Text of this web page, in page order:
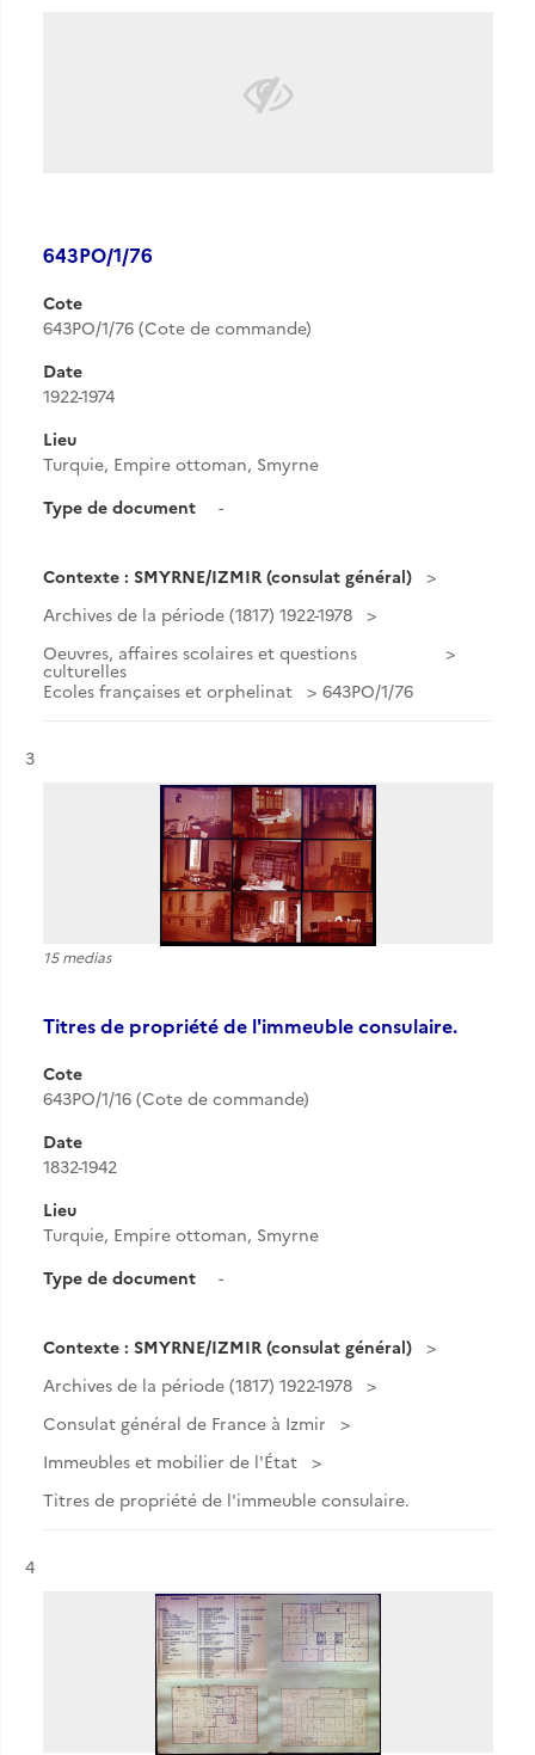
643PO/1/76
Cote
643PO/1/76 (Cote de commande)
Date
1922-1974
Lieu
Turquie, Empire ottoman, Smyrne
Type de document
-
Contexte : SMYRNE/IZMIR (consulat général)
Archives de la période (1817) 1922-1978
Oeuvres, affaires scolaires et questions
culturelles
Ecoles françaises et orphelinat
643PO/1/76
Résultat n°
3
15 medias
Titres de propriété de l'immeuble consulaire.
Cote
643PO/1/16 (Cote de commande)
Date
1832-1942
Lieu
Turquie, Empire ottoman, Smyrne
Type de document
-
Contexte : SMYRNE/IZMIR (consulat général)
Archives de la période (1817) 1922-1978
Consulat général de France à Izmir
Immeubles et mobilier de l'État
Titres de propriété de l'immeuble consulaire.
Résultat n°
4